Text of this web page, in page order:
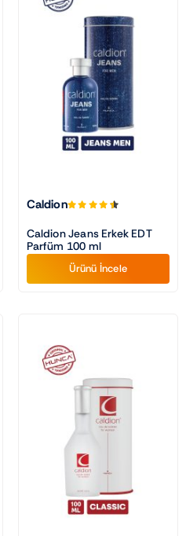
Caldion
Caldion Jeans Erkek EDT
Parfüm 100 ml
Ürünü İncele